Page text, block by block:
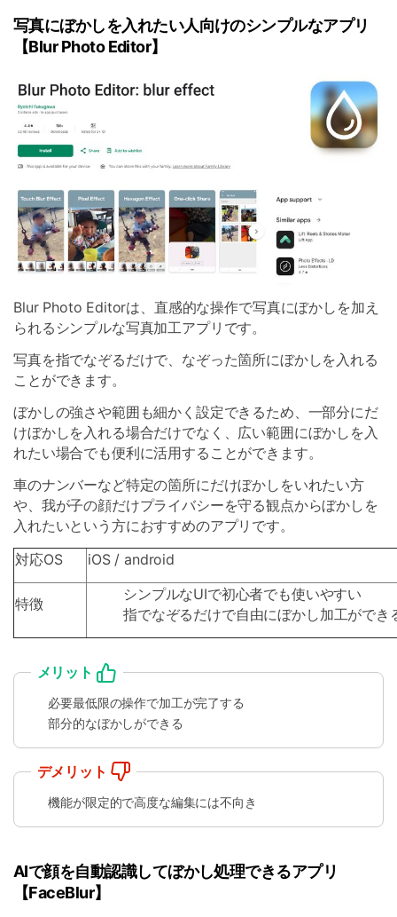
写真にぼかしを入れたい人向けのシンプルなアプリ
【Blur Photo Editor】
Blur Photo Editorは、直感的な操作で写真にぼかしを加え
られるシンプルな写真加工アプリです。
写真を指でなぞるだけで、なぞった箇所にぼかしを入れる
ことができます。
ぼかしの強さや範囲も細かく設定できるため、一部分にだ
けぼかしを入れる場合だけでなく、広い範囲にぼかしを入
れたい場合でも便利に活用することができます。
車のナンバーなど特定の箇所にだけぼかしをいれたい方
や、我が子の顔だけプライバシーを守る観点からぼかしを
入れたいという方におすすめのアプリです。
対応OS
iOS / android
特徴
シンプルなUIで初心者でも使いやすい
指でなぞるだけで自由にぼかし加工ができ
メリット
必要最低限の操作で加工が完了する
部分的なぼかしができる
デメリット
機能が限定的で高度な編集には不向き
AIで顔を自動認識してぼかし処理できるアプリ
【FaceBlur】